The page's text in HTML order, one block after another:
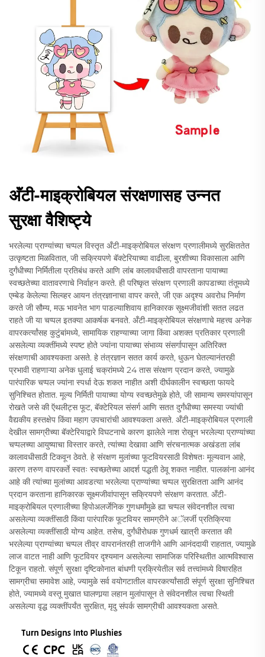
अ‍ॅंटी-माइक्रोबियल संरक्षणासह उन्नत
सुरक्षा वैशिष्ट्ये
भरलेल्या प्राण्यांच्या चप्पल विस्तृत अँटी-माइक्रोबियल संरक्षण प्रणालीमध्ये सुरक्षिततेत
उत्कृष्टता मिळवितात, जी सक्रियपणे बॅक्टेरियाच्या वाढीला, बुरशीच्या विकासाला आणि
दुर्गंधीच्या निर्मितीला प्रतिबंध करते आणि लांब कालावधीसाठी वापरताना पायाच्या
स्वच्छतेच्या वातावरणाचे निर्वाहन करते. ही परिष्कृत संरक्षण प्रणाली कापडाच्या तंतूमध्ये
एम्बेड केलेल्या सिल्व्हर आयन तंत्रज्ञानाचा वापर करते, जी एक अदृश्य अवरोध निर्माण
करते जी सौम्य, मऊ भावनेत भाग पाडल्याशिवाय हानिकारक सूक्ष्मजीवांशी सतत लढत
राहते जी या चप्पल इतक्या आकर्षक बनवते. अँटी-माइक्रोबियल संरक्षणाचे महत्त्व अनेक
वापरकर्त्यांसह कुटुंबांमध्ये, सामायिक राहण्याच्या जागा किंवा अशक्त प्रतिकार प्रणाली
असलेल्या व्यक्तींमध्ये स्पष्ट होते ज्यांना पायाच्या संभाव्य संसर्गापासून अतिरिक्त
संरक्षणाची आवश्यकता असते. हे तंत्रज्ञान सतत कार्य करते, धुऊन घेतल्यानंतरही
प्रभावी राहणाऱ्या अनेक धुलाई चक्रांमध्ये 24 तास संरक्षण प्रदान करते, ज्यामुळे
पारंपारिक चप्पल ज्यांना स्पर्धा देऊ शकत नाहीत अशी दीर्घकालीन स्वच्छता फायदे
सुनिश्चित होतात. मूल्य निर्मिती पायाच्या योग्य स्वच्छतेमुळे होते, जी सामान्य समस्यांपासून
रोखते जसे की ऍथलीट्स फूट, बॅक्टेरियल संसर्ग आणि सतत दुर्गंधीच्या समस्या ज्यांची
वैद्यकीय हस्तक्षेप किंवा महाग उपचारांची आवश्यकता असते. अँटी-माइक्रोबियल प्रणाली
देखील सामग्रीच्या बॅक्टेरियाद्वारे विघटनाचे कारण झालेले नाश रोखून भरलेल्या प्राण्यांच्या
चप्पलच्या आयुष्याचा विस्तार करते, त्यांच्या देखावा आणि संरचनात्मक अखंडता लांब
कालावधीसाठी टिकवून ठेवते. हे संरक्षण मुलांच्या फूटवियरसाठी विशेषतः मूल्यवान आहे,
कारण तरुण वापरकर्ते स्वतः स्वच्छतेच्या आदर्श पद्धती ठेवू शकत नाहीत. पालकांना आनंद
आहे की त्यांच्या मुलांच्या आवडत्या भरलेल्या प्राण्यांच्या चप्पल सुरक्षितता आणि आनंद
प्रदान करताना हानिकारक सूक्ष्मजीवांपासून सक्रियपणे संरक्षण करतात. अँटी-
माइक्रोबियल प्रणालीच्या हिपोअलर्जेनिक गुणधर्मांमुळे ह्या चप्पल संवेदनशील त्वचा
असलेल्या व्यक्तींसाठी किंवा पारंपारिक फूटवियर सामग्रीने अॅलर्जी प्रतिक्रिया
असलेल्या व्यक्तींसाठी योग्य आहेत. तसेच, दुर्गंधीरोधक गुणधर्म खात्री करतात की
भरलेल्या प्राण्यांच्या चप्पल तीव्र वापरानंतरही ताजगीने आणि आनंददायी राहतात, ज्यामुळे
लाज वाटत नाही आणि फूटवियर दृश्यमान असलेल्या सामाजिक परिस्थितीत आत्मविश्वास
टिकून राहतो. संपूर्ण सुरक्षा दृष्टिकोनात बांधणी प्रक्रियेतील सर्व तत्त्वांमध्ये विषारहित
सामग्रीचा समावेश आहे, ज्यामुळे सर्व वयोगटातील वापरकर्त्यांसाठी संपूर्ण सुरक्षा सुनिश्चित
होते, ज्यामध्ये वस्तू मुखात घालणार्‍या लहान मुलांपासून ते संवेदनशील त्वचा स्थिती
असलेल्या वृद्ध व्यक्तींपर्यंत सुरक्षित, मृदु संपर्क सामग्रीची आवश्यकता असते.